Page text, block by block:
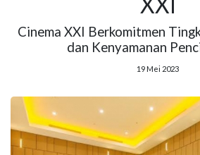
Cinema XXI Berkomitmen
dan Kenyamanan
19 Mei 2023